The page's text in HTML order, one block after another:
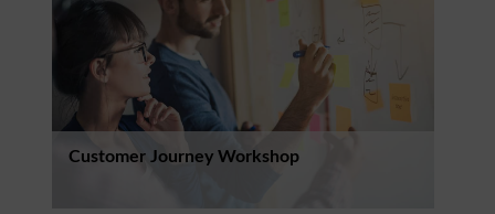
Customer Journey Workshop